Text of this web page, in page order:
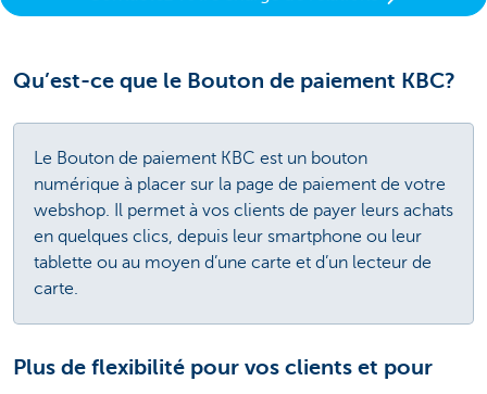
Qu’est-ce que le Bouton de paiement KBC?
Le Bouton de paiement KBC est un bouton
numérique à placer sur la page de paiement de votre
webshop. Il permet à vos clients de payer leurs achats
en quelques clics, depuis leur smartphone ou leur
tablette ou au moyen d’une carte et d’un lecteur de
carte.
Plus de flexibilité pour vos clients et pour